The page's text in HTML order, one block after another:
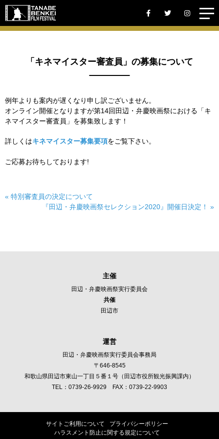
「キネマイスター審査員」の募集について
例年よりも案内が遅くなり申し訳ございません。
オンライン開催となりますが第14回田辺・弁慶映画祭における「キ
ネマイスター審査員」を募集致します！
詳しくはキネマイスター募集要項をご覧下さい。
ご応募お待ちしております!
« 特別審査員の決定について
『田辺・弁慶映画祭セレクション2020』開催日決定！ »
主催
田辺・弁慶映画祭実行委員会
共催
田辺市
運営
田辺・弁慶映画祭実行委員会事務局
〒646-8545
和歌山県田辺市東山一丁目５番１号（田辺市役所観光振興課内）
TEL： 0739-26-9929 FAX：0739-22-9903
サイトご利用について
プライバシーポリシー
ハラスメント防止に関する規定について